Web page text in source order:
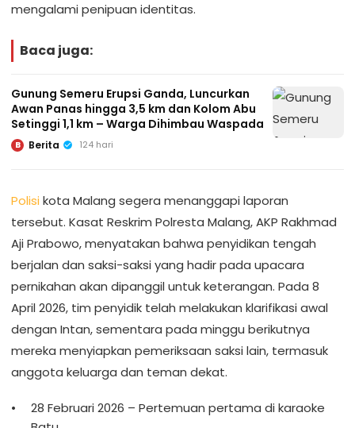
mengalami penipuan identitas.
Baca juga:
Gunung Semeru Erupsi Ganda, Luncurkan
Awan Panas hingga 3,5 km dan Kolom Abu
Setinggi 1,1 km – Warga Dihimbau Waspada
B Berita 124 hari
Polisikota Malang segera menanggapi laporan
tersebut. Kasat Reskrim Polresta Malang, AKP Rakhmad
Aji Prabowo, menyatakan bahwa penyidikan tengah
berjalan dan saksi-saksi yang hadir pada upacara
pernikahan akan dipanggil untuk keterangan. Pada 8
April 2026, tim penyidik telah melakukan klarifikasi awal
dengan Intan, sementara pada minggu berikutnya
mereka menyiapkan pemeriksaan saksi lain, termasuk
anggota keluarga dan teman dekat.
28 Februari 2026 – Pertemuan pertama di karaoke